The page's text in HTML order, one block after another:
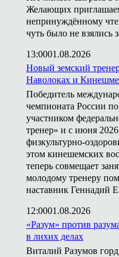
Желающих
непринуждённому
чуть было не взялись
13:0001.08.2026
Новый земский
Наволоках и Кинешме
Победитель
чемпионата России
участником
тренер» и с июня
физкультурно-
этом кинешемских
теперь совмещает
молодому тренеру
наставник Геннадий
12:0001.08.2026
«Разум» против
в лихих делах
Виталий Разумов